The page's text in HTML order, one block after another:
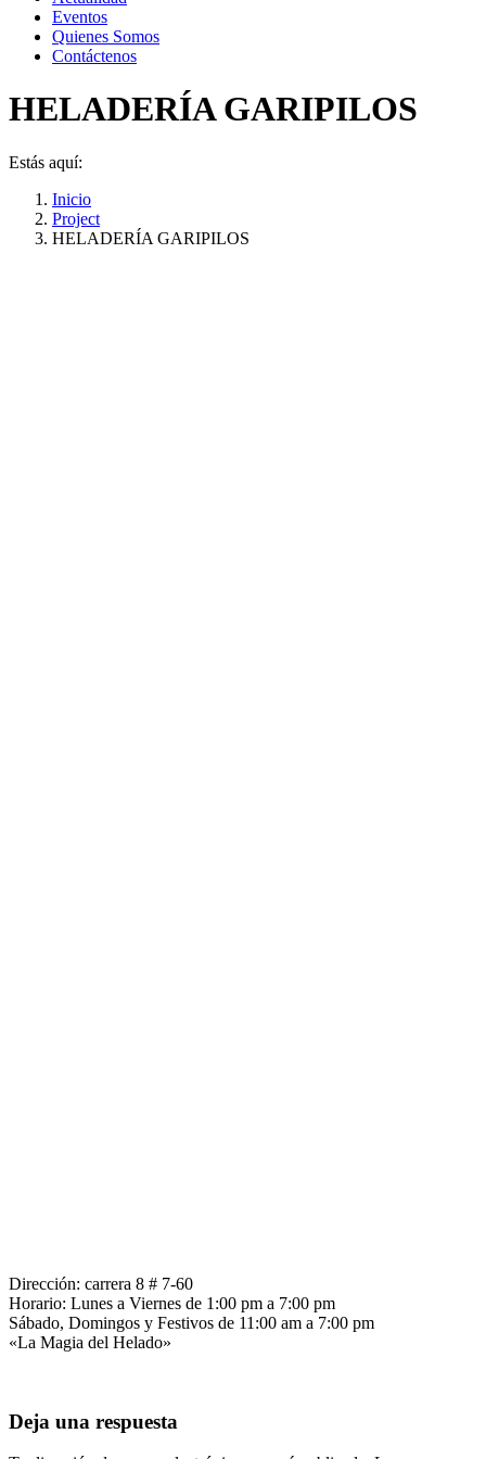
Eventos
Quienes Somos
Contáctenos
HELADERÍA GARIPILOS
Estás aquí:
Inicio
Project
HELADERÍA GARIPILOS
Dirección: carrera 8 # 7-60
Horario: Lunes a Viernes de 1:00 pm a 7:00 pm
Sábado, Domingos y Festivos de 11:00 am a 7:00 pm
«La Magia del Helado»
Deja una respuesta